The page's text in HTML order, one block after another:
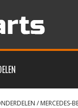
/ MERCEDES-